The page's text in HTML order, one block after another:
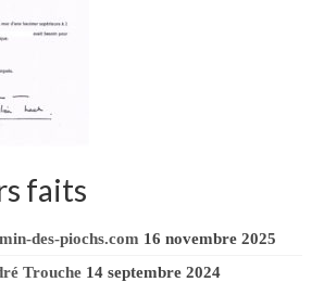
… Oups ?!…
SANS
!? …
votre !
autrement.com
faits
des-piochs.com 16 novembre 2025
Trouche 14 septembre 2024